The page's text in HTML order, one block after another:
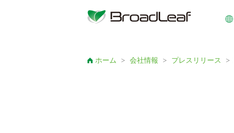
ホーム
> 会社情報 > プレスリリース >